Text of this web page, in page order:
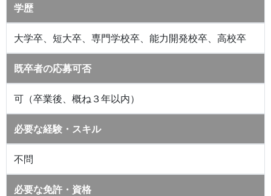
学歴
大学卒、短大卒、専門学校卒、能力開発校卒、高校卒
既卒者の応募可否
可（卒業後、概ね３年以内）
必要な経験・スキル
不問
必要な免許・資格